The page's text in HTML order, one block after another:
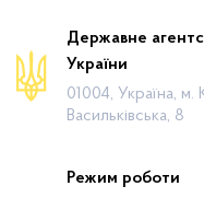
Про відомство
Діяльність
Громадянам
Публічна інформація
Державне
України
01004, Україна, м.
Васильківська, 8
Режим роботи